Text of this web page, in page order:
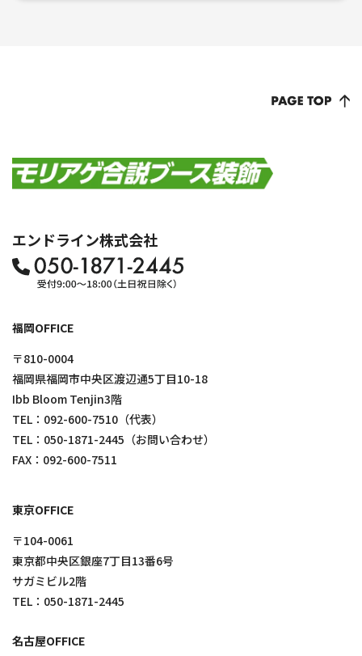
エンドライン株式会社
福岡OFFICE
〒810-0004
福岡県福岡市中央区渡辺通5丁目10-18
Ibb Bloom Tenjin3階
TEL： 092-600-7510 （代表）
TEL： 050-1871-2445 （お問い合わせ）
FAX：092-600-7511
東京OFFICE
〒104-0061
東京都中央区銀座7丁目13番6号
サガミビル2階
TEL： 050-1871-2445
名古屋OFFICE